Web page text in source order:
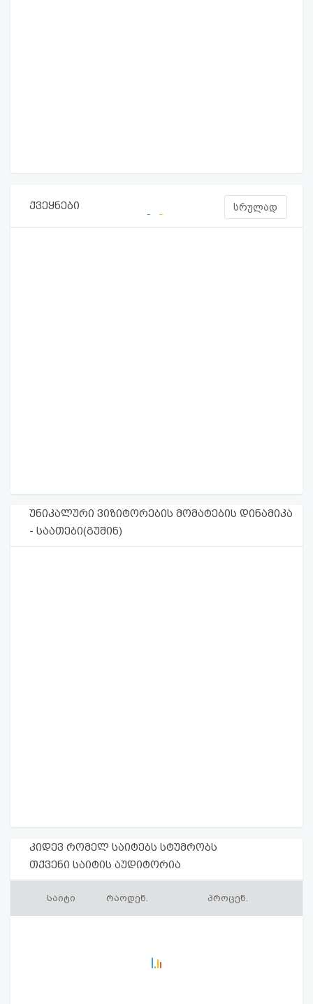
ქვეყნები სრულად
უნიკალური ვიზიტორების მომატების დინამიკა
- საათები(გუშინ)
კიდევ რომელ საიტებს სტუმრობს
თქვენი საიტის აუდიტორია
საიტი რაოდენ. პროცენ.